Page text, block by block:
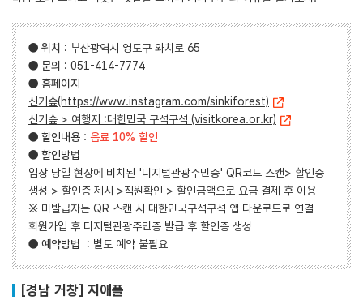
● 위치 : 부산광역시 영도구 와치로 65
● 문의 : 051-414-7774
● 홈페이지
신기숲(https://www.instagram.com/sinkiforest)
신기숲 > 여행지 :대한민국 구석구석 (visitkorea.or.kr)
● 할인내용 : 음료 10% 할인
● 할인방법
입장 당일 현장에 비치된 '디지털관광주민증' QR코드 스캔> 할인증
생성 > 할인증 제시 >직원확인 > 할인금액으로 요금 결제 후 이용
※ 미발급자는 QR 스캔 시 대한민국구석구석 앱 다운로드로 연결
회원가입 후 디지털관광주민증 발급 후 할인증 생성
● 예약방법 : 별도 예약 불필요
[경남 거창] 지애플